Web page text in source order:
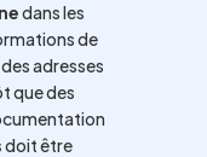
dans les
de
adresses
que des
doit être